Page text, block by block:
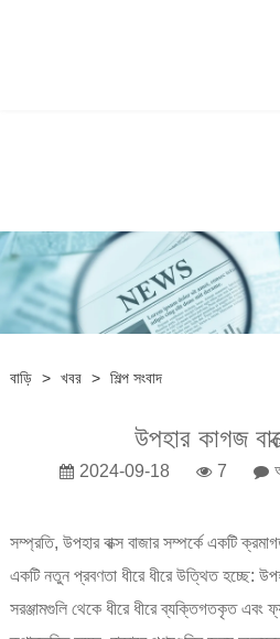
বাড়ি > খবর > শিল্প সংবাদ
উপহার কাগজ
2024-09-18 7
সম্প্রতি, উপহার বাক্স বাজার সম্পর্কে একটি
একটি নতুন প্রবণতা ধীরে ধীরে উত্থিত হচ্ছে:
সরঞ্জামগুলি থেকে ধীরে ধীরে ব্যক্তিগতকৃত এবং